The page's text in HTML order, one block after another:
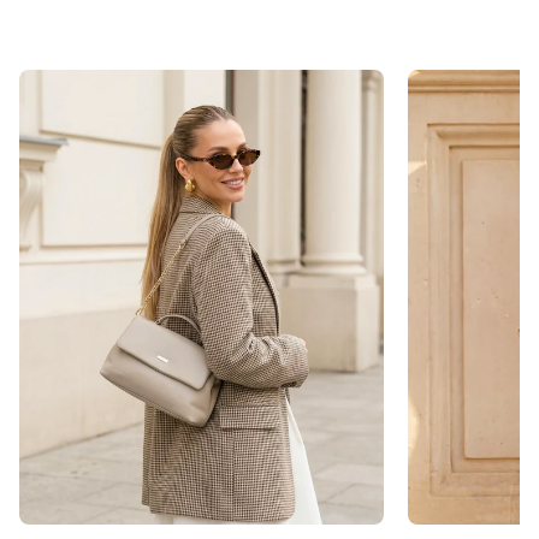
auch die zweite/dritte Ware auf Lager ist.
So sparen wir einen Versandweg und belasten die
Umwelt nicht unnötig.
Pflegehinweis
Bitte vermeidet den Kontakt zu Desinfektionsmittel
oder anderen chemischen Substanzen, da die
Oberfläche dadurch angegriffen werden kann.